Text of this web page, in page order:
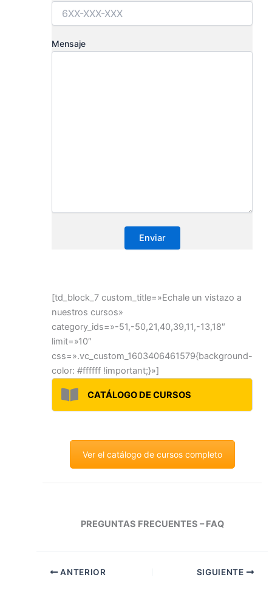
Mensaje
[td_block_7 custom_title=»Echale un vistazo a
nuestros cursos»
category_ids=»-51,-50,21,40,39,11,-13,18″
limit=»10″
css=».vc_custom_1603406461579{background-
color: #ffffff !important;}»]
CATÁLOGO DE CURSOS
Ver el catálogo de cursos completo
PREGUNTAS FRECUENTES – FAQ
ANTERIOR SIGUIENTE